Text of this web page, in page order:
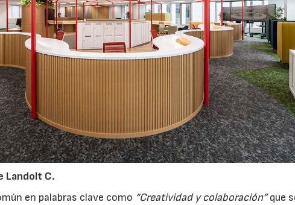
Landolt C.
en palabras clave como “Creatividad y colaboración”que